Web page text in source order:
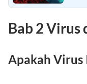
Bab 2 Virus
Apakah Virus